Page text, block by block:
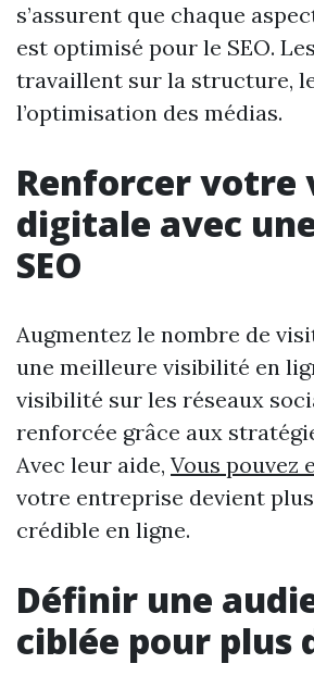
s’assurent que chaque
est optimisé pour le SEO.
travaillent sur la structure,
l’optimisation des médias.
Renforcer votre
digitale avec
SEO
Augmentez le nombre de
une meilleure visibilité en
visibilité sur les réseaux
renforcée grâce aux
Avec leur aide, Vous pouvez
votre entreprise devient
crédible en ligne.
Définir une
ciblée pour plus